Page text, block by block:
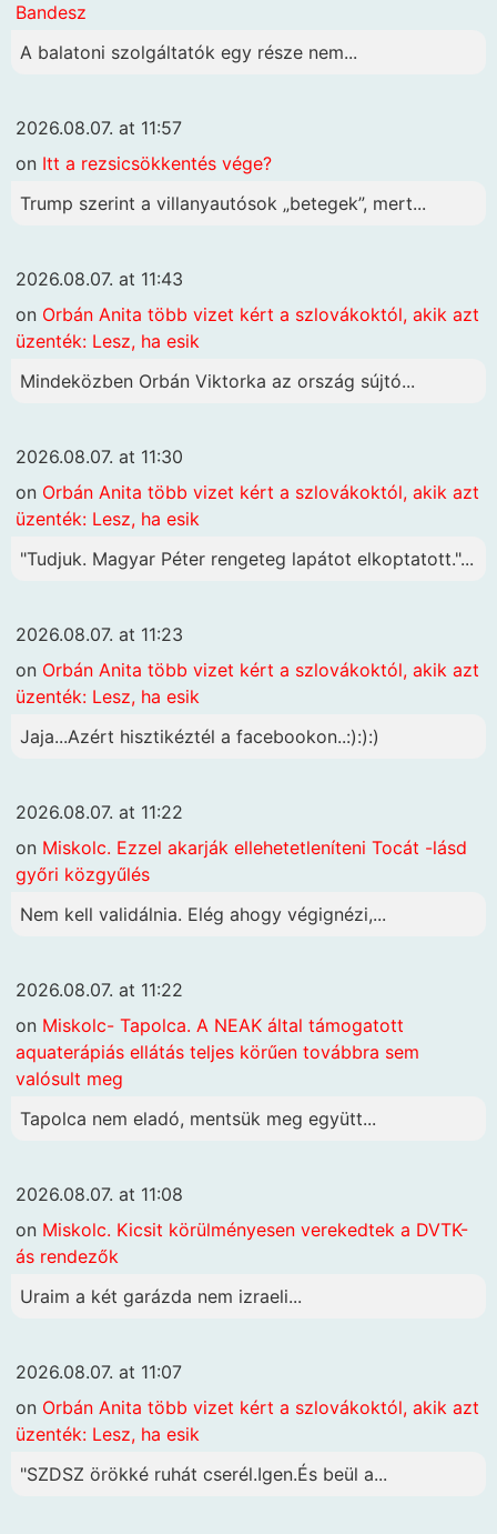
Bandesz
A balatoni szolgáltatók egy része nem...
2026.08.07. at 11:57
on Itt a rezsicsökkentés vége?
Trump szerint a villanyautósok „betegek”, mert...
2026.08.07. at 11:43
on Orbán Anita több vizet kért a szlovákoktól, akik azt
üzenték: Lesz, ha esik
Mindeközben Orbán Viktorka az ország sújtó...
2026.08.07. at 11:30
on Orbán Anita több vizet kért a szlovákoktól, akik azt
üzenték: Lesz, ha esik
"Tudjuk. Magyar Péter rengeteg lapátot elkoptatott."...
2026.08.07. at 11:23
on Orbán Anita több vizet kért a szlovákoktól, akik azt
üzenték: Lesz, ha esik
Jaja...Azért hisztikéztél a facebookon..:):):)
2026.08.07. at 11:22
on Miskolc. Ezzel akarják ellehetetleníteni Tocát -lásd
győri közgyűlés
Nem kell validálnia. Elég ahogy végignézi,...
2026.08.07. at 11:22
on Miskolc- Tapolca. A NEAK által támogatott
aquaterápiás ellátás teljes körűen továbbra sem
valósult meg
Tapolca nem eladó, mentsük meg együtt...
2026.08.07. at 11:08
on Miskolc. Kicsit körülményesen verekedtek a DVTK-
ás rendezők
Uraim a két garázda nem izraeli...
2026.08.07. at 11:07
on Orbán Anita több vizet kért a szlovákoktól, akik azt
üzenték: Lesz, ha esik
"SZDSZ örökké ruhát cserél.Igen.És beül a...